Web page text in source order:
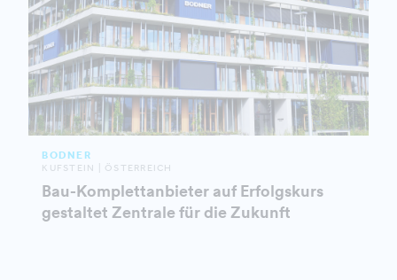
BODNER
KUFSTEIN | ÖSTERREICH
Bau-Komplettanbieter auf Erfolgskurs
gestaltet Zentrale für die Zukunft